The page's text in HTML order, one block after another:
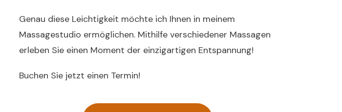
Genau diese Leichtigkeit möchte ich Ihnen in meinem
Massagestudio ermöglichen. Mithilfe verschiedener Massagen
erleben Sie einen Moment der einzigartigen Entspannung!
Buchen Sie jetzt einen Termin!